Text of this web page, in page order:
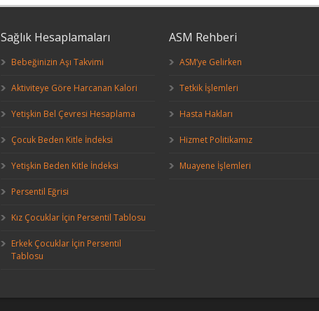
Sağlık Hesaplamaları
Bebeğinizin Aşı Takvimi
Aktiviteye Göre Harcanan Kalori
Yetişkin Bel Çevresi Hesaplama
Çocuk Beden Kitle İndeksi
Yetişkin Beden Kitle İndeksi
Persentil Eğrisi
Kız Çocuklar İçin Persentil Tablosu
Erkek Çocuklar İçin Persentil
Tablosu
ASM Rehberi
ASM’ye Gelirken
Tetkik İşlemleri
Hasta Hakları
Hizmet Politikamız
Muayene İşlemleri